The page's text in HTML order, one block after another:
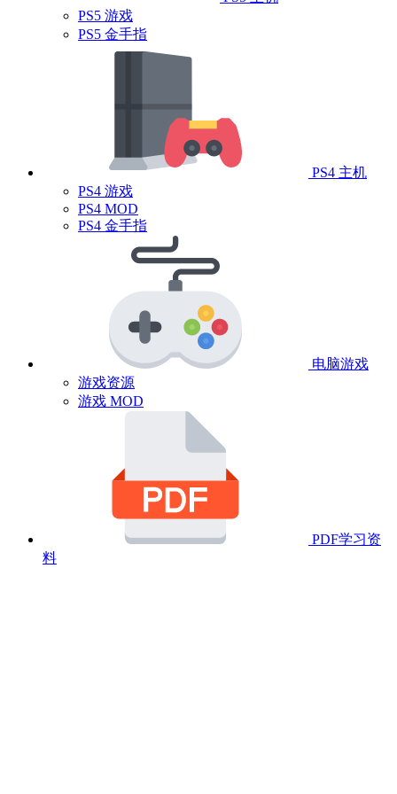
PS5 游戏
PS5 金手指
PS4 主机
PS4 游戏
PS4 MOD
PS4 金手指
电脑游戏
游戏资源
游戏 MOD
PDF学习资
料